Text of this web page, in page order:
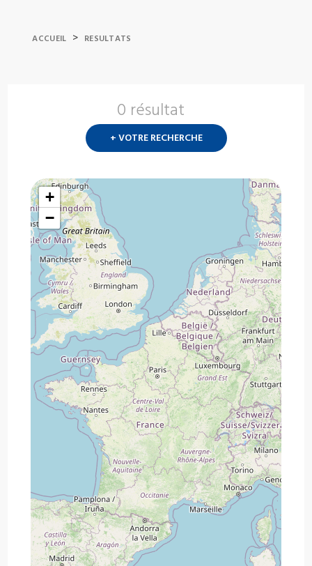
ACCUEIL > RESULTATS
0 résultat
+ VOTRE RECHERCHE
+
−